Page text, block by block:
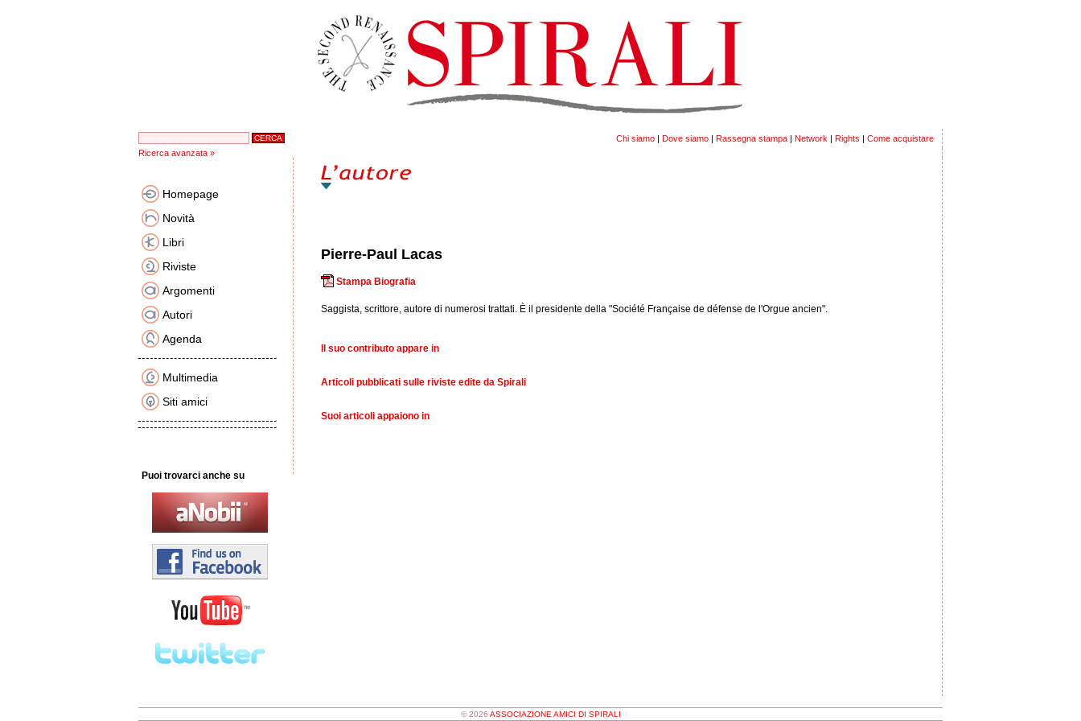
Chi siamo | Dove siamo | Rassegna stampa | Network | Rights | Come acquistare
Ricerca avanzata »
Homepage
Novità
Libri
Riviste
Argomenti
Autori
Agenda
Multimedia
Siti amici
Puoi trovarci anche su
Pierre-Paul Lacas
Stampa Biografia
Saggista, scrittore, autore di numerosi trattati. È il presidente della "Société Française de défense de l'Orgue ancien".
Il suo contributo appare in
Articoli pubblicati sulle riviste edite da Spirali
Suoi articoli appaiono in
© 2026 ASSOCIAZIONE AMICI DI SPIRALI